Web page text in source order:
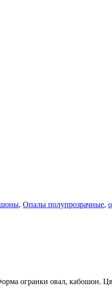
, Опалы полупрозрачные,
огранки овал, кабошон.